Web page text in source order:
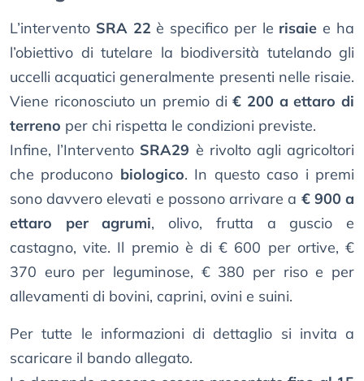
L’intervento SRA 22 è specifico per le risaie e ha
l’obiettivo di tutelare la biodiversità tutelando gli
uccelli acquatici generalmente presenti nelle risaie.
Viene riconosciuto un premio di€ 200 a ettaro di
terreno per chi rispetta le condizioni previste.
Infine, l’Intervento SRA29 è rivolto agli agricoltori
che producono biologico. In questo caso i premi
sono davvero elevati e possono arrivare a € 900 a
ettaro per agrumi, olivo, frutta a guscio e
castagno, vite. Il premio è di € 600 per ortive, €
370 euro per leguminose, € 380 per riso e per
allevamenti di bovini, caprini, ovini e suini.
Per tutte le informazioni di dettaglio si invita a
scaricare il bando allegato.